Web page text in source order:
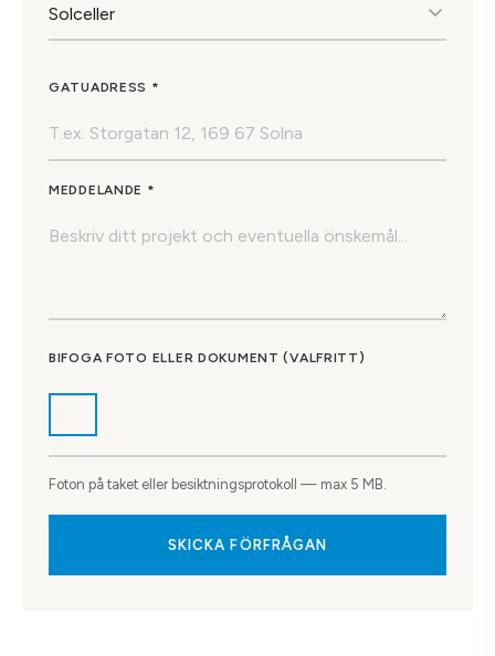
GATUADRESS *
MEDDELANDE *
BIFOGA FOTO ELLER DOKUMENT (VALFRITT)
Foton på taket eller besiktningsprotokoll — max 5 MB.
SKICKA FÖRFRÅGAN